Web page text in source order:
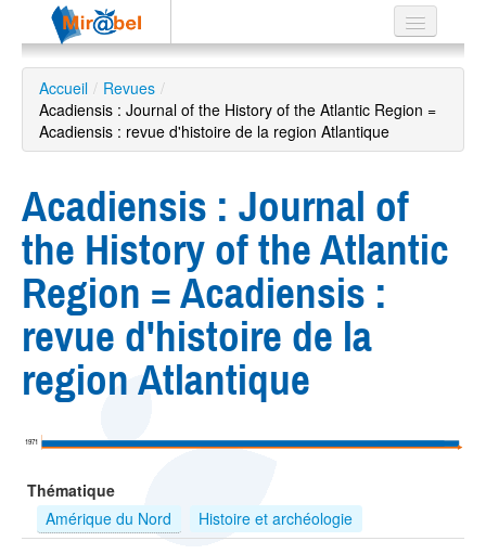
Le réseau
Soutien
Listes
Recherche
avancée
ES
?
Accueil / Revues /
Acadiensis : Journal of the History of the Atlantic Region =
Acadiensis : revue d'histoire de la region Atlantique
Acadiensis : Journal of
the History of the Atlantic
Region = Acadiensis :
revue d'histoire de la
region Atlantique
1971
Thématique
Amérique du Nord
Histoire et archéologie